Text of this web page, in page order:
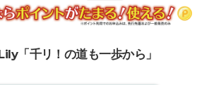
「千リ！の道も一歩から」